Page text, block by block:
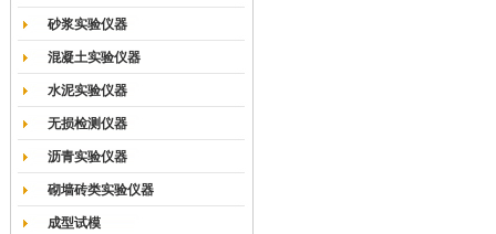
砂浆实验仪器
混凝土实验仪器
水泥实验仪器
无损检测仪器
沥青实验仪器
砌墙砖类实验仪器
成型试模